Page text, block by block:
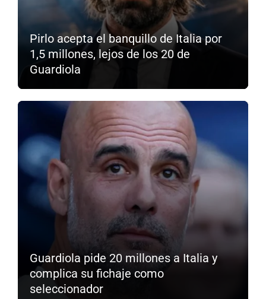
Pirlo acepta el banquillo de Italia por
1,5 millones, lejos de los 20 de
Guardiola
Guardiola pide 20 millones a Italia y
complica su fichaje como
seleccionador